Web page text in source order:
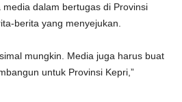
dalam bertugas di Provinsi
berita yang menyejukan.
mungkin. Media juga harus buat
untuk Provinsi Kepri,”